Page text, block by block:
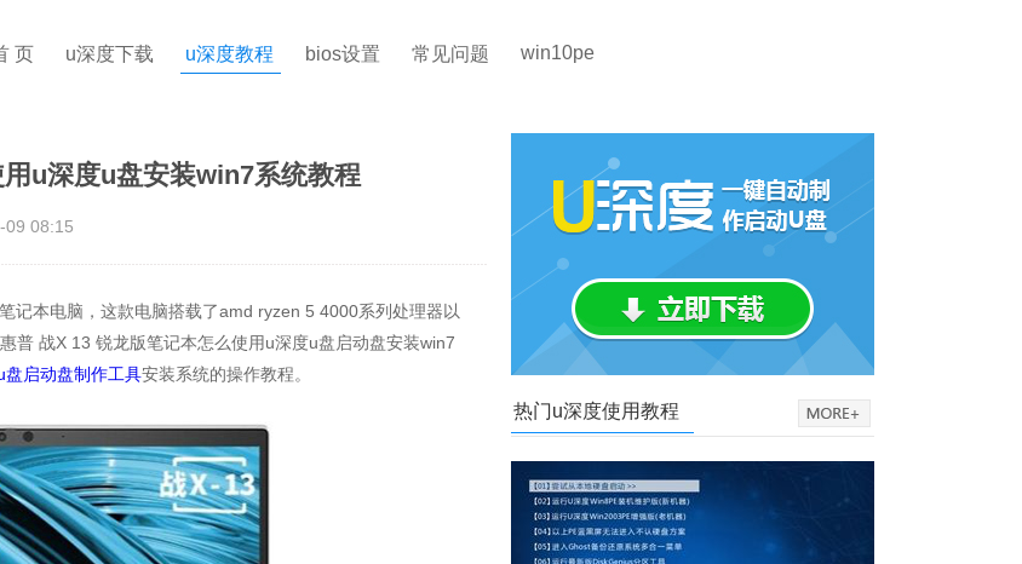
页 u深度下载 u深度教程 bios设置 常见问题 win10pe
u深度u盘安装win7系统教程
09 08:15
本电脑，这款电脑搭载了amd ryzen 5 4000系列处理器以
普 战X 13 锐龙版笔记本怎么使用u深度u盘启动盘安装win7
盘启动盘制作工具安装系统的操作教程。
热门u深度使用教程